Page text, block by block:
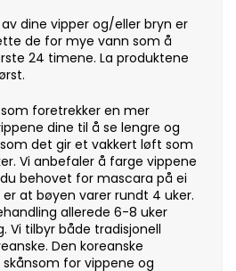
dine vipper og/eller bryn er
de for mye vann som å
24 timene. La produktene
foretrekker en mer
dine til å se lengre og
det gir et vakkert løft som
Vi anbefaler å farge vippene
behovet for mascara på ei
at bøyen varer rundt 4 uker.
allerede 6-8 uker
Vi tilbyr både tradisjonell
Den koreanske
for vippene og